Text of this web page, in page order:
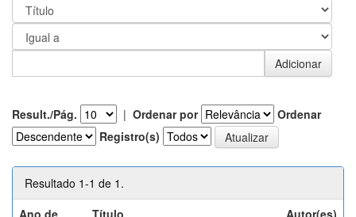
Result./Pág. | Ordenar por
Ordenar
Registro(s)
Resultado 1-1 de 1.
Ano de
Título Autor(es)